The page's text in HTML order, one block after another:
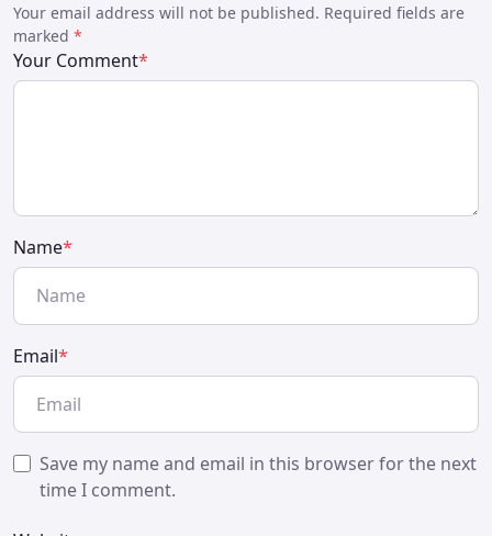
Your email address will not be published. Required fields are
marked *
Your Comment*
Name*
Email*
Save my name and email in this browser for the next
time I comment.